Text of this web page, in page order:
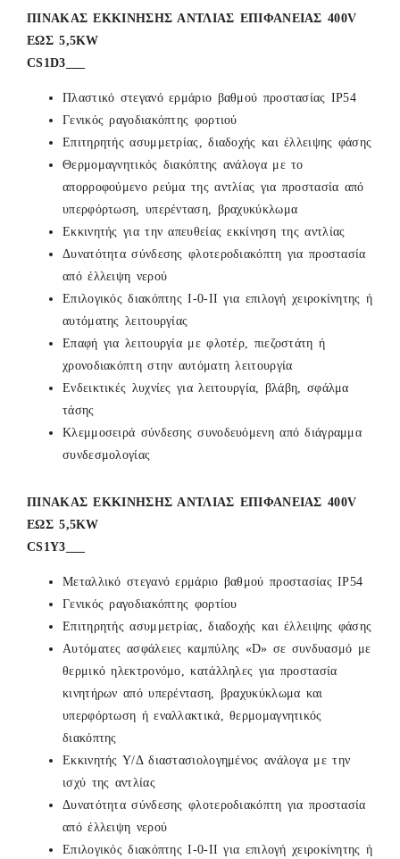
ΠΙΝΑΚΑΣ ΕΚΚΙΝΗΣΗΣ ΑΝΤΛΙΑΣ ΕΠΙΦΑΝΕΙΑΣ 400V
ΕΩΣ 5,5KW
CS1D3___
Πλαστικό στεγανό ερμάριο βαθμού προστασίας ΙΡ54
Γενικός ραγοδιακόπτης φορτιού
Επιτηρητής ασυμμετρίας, διαδοχής και έλλειψης φάσης
Θερμομαγνητικός διακόπτης ανάλογα με το
απορροφούμενο ρεύμα της αντλίας για προστασία από
υπερφόρτωση, υπερένταση, βραχυκύκλωμα
Εκκινητής για την απευθείας εκκίνηση της αντλίας
Δυνατότητα σύνδεσης φλοτεροδιακόπτη για προστασία
από έλλειψη νερού
Επιλογικός διακόπτης Ι-0-ΙΙ για επιλογή χειροκίνητης ή
αυτόματης λειτουργίας
Επαφή για λειτουργία με φλοτέρ, πιεζοστάτη ή
χρονοδιακόπτη στην αυτόματη λειτουργία
Ενδεικτικές λυχνίες για λειτουργία, βλάβη, σφάλμα
τάσης
Κλεμμοσειρά σύνδεσης συνοδευόμενη από διάγραμμα
συνδεσμολογίας
ΠΙΝΑΚΑΣ ΕΚΚΙΝΗΣΗΣ ΑΝΤΛΙΑΣ ΕΠΙΦΑΝΕΙΑΣ 400V
ΕΩΣ 5,5KW
CS1Y3___
Μεταλλικό στεγανό ερμάριο βαθμού προστασίας ΙΡ54
Γενικός ραγοδιακόπτης φορτίου
Επιτηρητής ασυμμετρίας, διαδοχής και έλλειψης φάσης
Αυτόματες ασφάλειες καμπύλης «D» σε συνδυασμό με
θερμικό ηλεκτρονόμο, κατάλληλες για προστασία
κινητήρων από υπερένταση, βραχυκύκλωμα και
υπερφόρτωση ή εναλλακτικά, θερμομαγνητικός
διακόπτης
Εκκινητής Υ/Δ διαστασιολογημένος ανάλογα με την
ισχύ της αντλίας
Δυνατότητα σύνδεσης φλοτεροδιακόπτη για προστασία
από έλλειψη νερού
Επιλογικός διακόπτης Ι-0-ΙΙ για επιλογή χειροκίνητης ή